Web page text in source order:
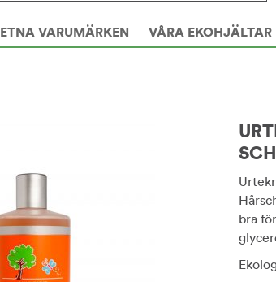
VARUMÄRKEN VÅRA EKOHJÄLTAR
bra